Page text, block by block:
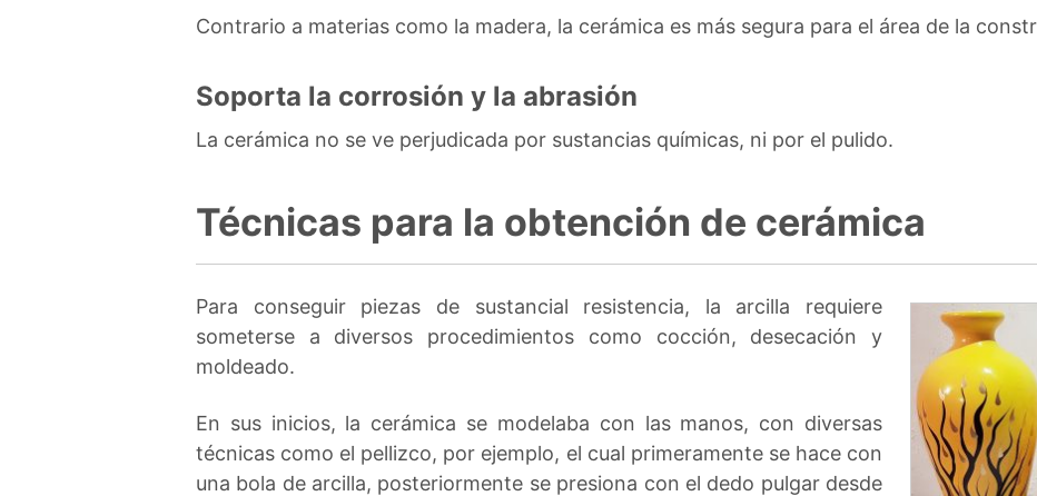
Contrario a materias como la madera, la cerámica es más segura para el área de la
Soporta la corrosión y la abrasión
La cerámica no se ve perjudicada por sustancias químicas, ni por el pulido.
Técnicas para la obtención de cerámica
Para conseguir piezas de sustancial resistencia, la arcilla requiere
someterse a diversos procedimientos como cocción, desecación y
moldeado.
En sus inicios, la cerámica se modelaba con las manos, con diversas
técnicas como el pellizco, por ejemplo, el cual primeramente se hace con
una bola de arcilla, posteriormente se presiona con el dedo pulgar desde